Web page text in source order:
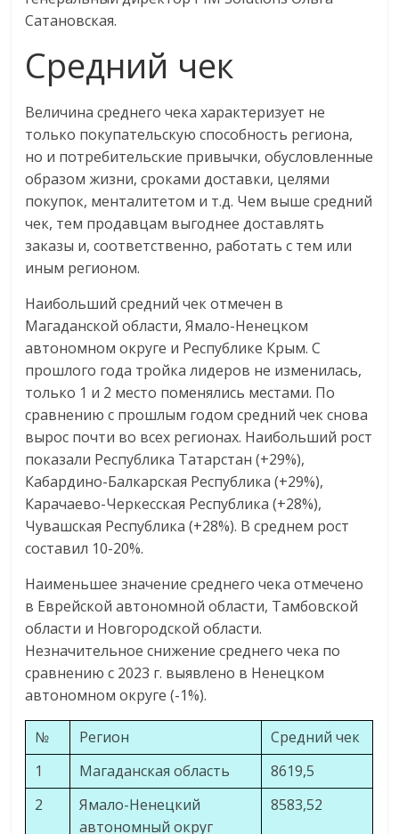
Сатановская.
Средний чек
Величина среднего чека характеризует не
только покупательскую способность региона,
но и потребительские привычки, обусловленные
образом жизни, сроками доставки, целями
покупок, менталитетом и т.д. Чем выше средний
чек, тем продавцам выгоднее доставлять
заказы и, соответственно, работать с тем или
иным регионом.
Наибольший средний чек отмечен в
Магаданской области, Ямало-Ненецком
автономном округе и Республике Крым. С
прошлого года тройка лидеров не изменилась,
только 1 и 2 место поменялись местами. По
сравнению с прошлым годом средний чек снова
вырос почти во всех регионах. Наибольший рост
показали Республика Татарстан (+29%),
Кабардино-Балкарская Республика (+29%),
Карачаево-Черкесская Республика (+28%),
Чувашская Республика (+28%). В среднем рост
составил 10-20%.
Наименьшее значение среднего чека отмечено
в Еврейской автономной области, Тамбовской
области и Новгородской области.
Незначительное снижение среднего чека по
сравнению с 2023 г. выявлено в Ненецком
автономном округе (-1%).
№ Регион
Средний чек
1
Магаданская область
8619,5
2
Ямало-Ненецкий
автономный округ
8583,52